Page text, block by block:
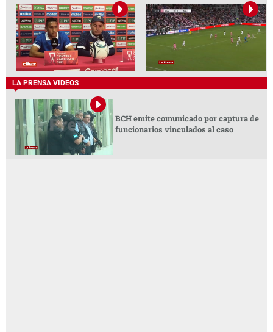
LA PRENSA VIDEOS
BCH emite comunicado por captura de
funcionarios vinculados al caso